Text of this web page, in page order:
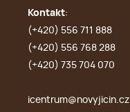
Kontakt:
(+420) 556 711 888
(+420) 556 768 288
(+420) 735 704 070
icentrum@novyjicin.cz